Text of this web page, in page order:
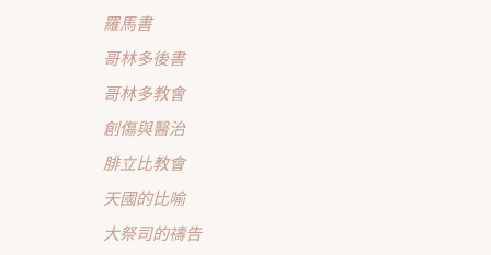
羅馬書
哥林多後書
哥林多教會
創傷與醫治
腓立比教會
天國的比喻
大祭司的禱告